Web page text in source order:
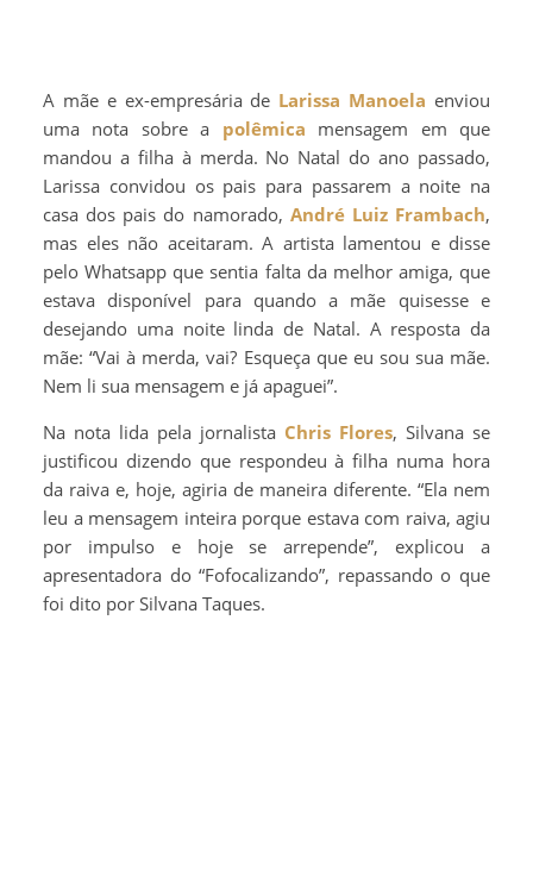
A mãe e ex-empresária de Larissa Manoela enviou
uma nota sobre a polêmica mensagem em que
mandou a filha à merda. No Natal do ano passado,
Larissa convidou os pais para passarem a noite na
casa dos pais do namorado, André Luiz Frambach,
mas eles não aceitaram. A artista lamentou e disse
pelo Whatsapp que sentia falta da melhor amiga, que
estava disponível para quando a mãe quisesse e
desejando uma noite linda de Natal. A resposta da
mãe: “Vai à merda, vai? Esqueça que eu sou sua mãe.
Nem li sua mensagem e já apaguei”.
Na nota lida pela jornalista Chris Flores, Silvana se
justificou dizendo que respondeu à filha numa hora
da raiva e, hoje, agiria de maneira diferente. “Ela nem
leu a mensagem inteira porque estava com raiva, agiu
por impulso e hoje se arrepende”, explicou a
apresentadora do “Fofocalizando”, repassando o que
foi dito por Silvana Taques.